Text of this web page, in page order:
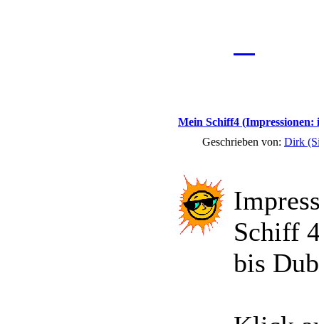
Mein Schiff4 (Impressionen:
Geschrieben von: Dirk
Schiff
bis